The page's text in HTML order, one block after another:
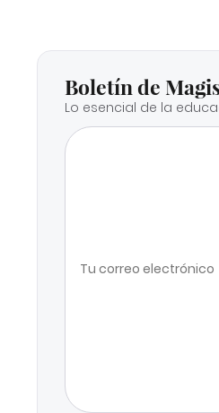
Boletín de
Lo esencial de la